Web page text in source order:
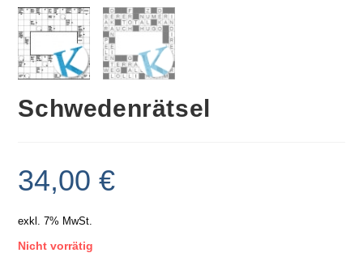
Schwedenrätsel
34,00€
exkl. 7% MwSt.
Nicht vorrätig